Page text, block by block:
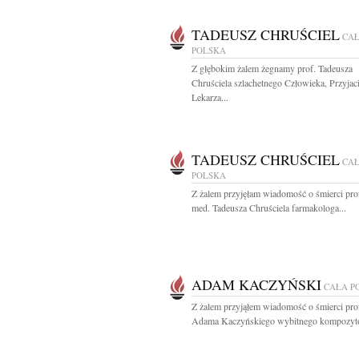
TADEUSZ CHRUŚCIEL
POLSKA
Z głębokim żalem żegnamy prof. Tadeusza
Chruściela szlachetnego Człowieka,
Lekarza...
TADEUSZ CHRUŚCIEL
POLSKA
Z żalem przyjęłam wiadomość o śmierci
med. Tadeusza Chruściela farmakologa...
ADAM KACZYŃSKI CAŁA
Z żalem przyjąłem wiadomość o śmierci
Adama Kaczyńskiego wybitnego